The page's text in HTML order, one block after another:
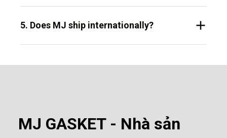
5. Does MJ ship internationally?
MJ GASKET - Nhà sản